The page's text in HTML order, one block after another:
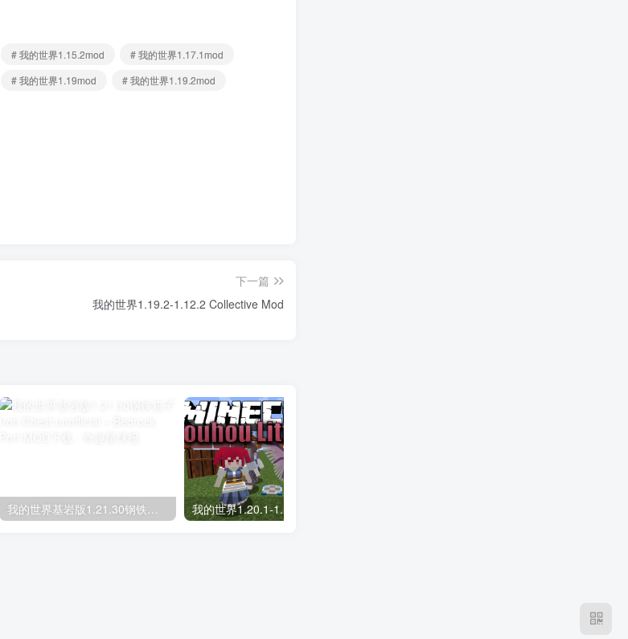
# 我的世界1.15.2mod
# 我的世界1.17.1mod
# 我的世界1.19mod
# 我的世界1.19.2mod
下一篇
我的世界1.19.2-1.12.2 Collective Mod
我的世界基岩版1.21.30钢铁箱子 Iron Chest unofficial – Bedrock Port MOD下载